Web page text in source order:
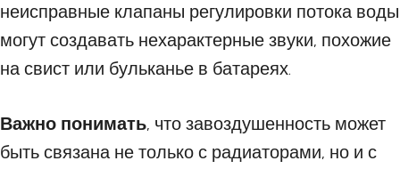
неисправные клапаны регулировки потока воды
могут создавать нехарактерные звуки, похожие
на свист или бульканье в батареях.
Важно понимать, что завоздушенность может
быть связана не только с радиаторами, но и с